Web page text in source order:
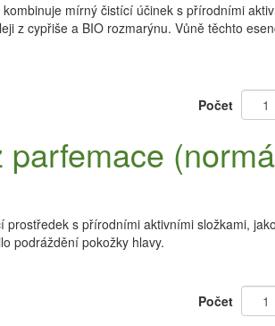
mírný čistící účinek s přírodními
z cypřiše a BIO rozmarýnu. Vůně těchto
Počet
prostředek s přírodními aktivními složkami,
podráždění pokožky hlavy.
Počet